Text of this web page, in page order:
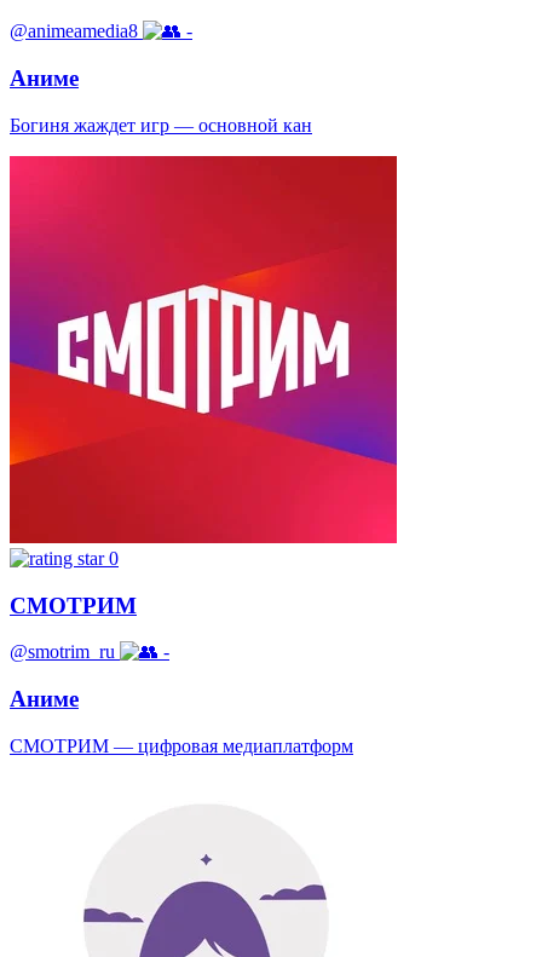
@animeamedia8 -
Аниме
Богиня жаждет игр — основной кан
0
СМОТРИМ
@smotrim_ru -
Аниме
СМОТРИМ — цифровая медиаплатформ